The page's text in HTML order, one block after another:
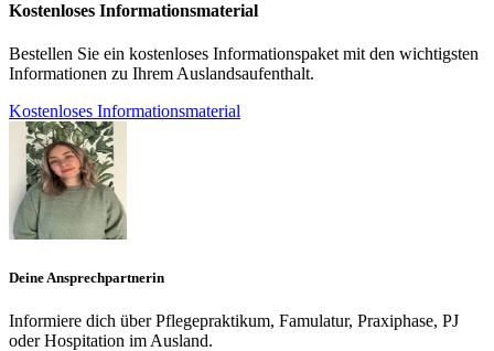
Kostenloses Informationsmaterial
Bestellen Sie ein kostenloses Informationspaket mit den wichtigsten
Informationen zu Ihrem Auslandsaufenthalt.
Kostenloses Informationsmaterial
Deine Ansprechpartnerin
Informiere dich über Pflegepraktikum, Famulatur, Praxiphase, PJ
oder Hospitation im Ausland.